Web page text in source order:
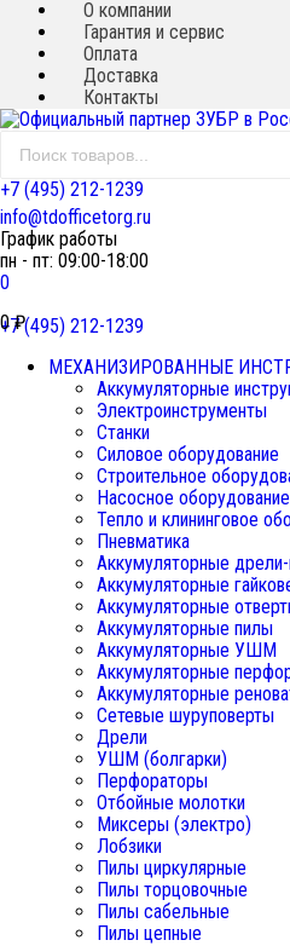
О компании
Гарантия и сервис
Оплата
Доставка
Контакты
+7 (495) 212-1239
info@tdofficetorg.ru
График работы
пн - пт: 09:00-18:00
0
0₽
+7 (495) 212-1239
МЕХАНИЗИРОВАННЫЕ
Аккумуляторные
Электроинструменты
Станки
Силовое оборудование
Строительное
Насосное оборудование
Тепло и клининговое
Пневматика
Аккумуляторные
Аккумуляторные
Аккумуляторные
Аккумуляторные пилы
Аккумуляторные УШМ
Аккумуляторные
Аккумуляторные
Сетевые шуруповерты
Дрели
УШМ (болгарки)
Перфораторы
Отбойные молотки
Миксеры (электро)
Лобзики
Пилы циркулярные
Пилы торцовочные
Пилы сабельные
Пилы цепные